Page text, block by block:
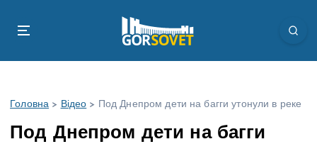
Головна > Відео > Под Днепром дети на багги утонули в реке
Под Днепром дети на багги